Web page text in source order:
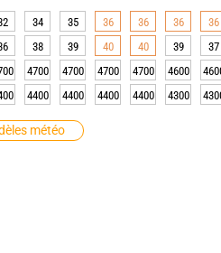
météo
34 35 36 36 36 36
38 39 40 40 39 37
4700 4700 4700 4700 4600
4400 4400 4400 4400 4300